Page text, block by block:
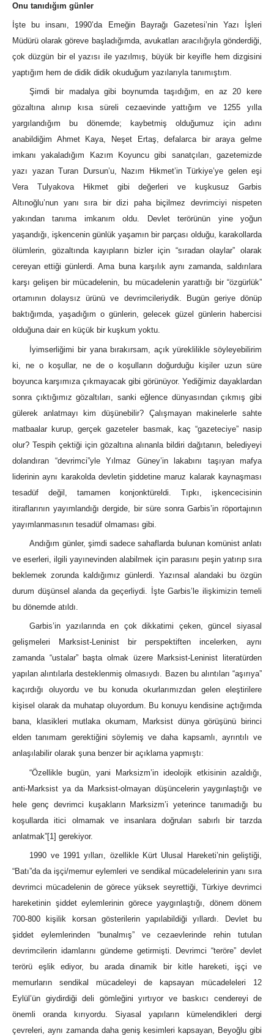
Onu tanıdığım günler
İşte bu insanı, 1990’da Emeğin Bayrağı Gazetesi’nin Yazı İşleri
Müdürü olarak göreve başladığımda, avukatları aracılığıyla gönderdiği,
çok düzgün bir el yazısı ile yazılmış, büyük bir keyifle hem dizgisini
yaptığım hem de didik didik okuduğum yazılarıyla tanımıştım.
Şimdi bir madalya gibi boynumda taşıdığım, en az 20 kere
gözaltına alınıp kısa süreli cezaevinde yattığım ve 1255 yılla
yargılandığım bu dönemde; kaybetmiş olduğumuz için adını
anabildiğim Ahmet Kaya, Neşet Ertaş, defalarca bir araya gelme
imkanı yakaladığım Kazım Koyuncu gibi sanatçıları, gazetemizde
yazı yazan Turan Dursun’u, Nazım Hikmet’in Türkiye’ye gelen eşi
Vera Tulyakova Hikmet gibi değerleri ve kuşkusuz Garbis
Altınoğlu’nun yanı sıra bir dizi paha biçilmez devrimciyi nispeten
yakından tanıma imkanım oldu. Devlet terörünün yine yoğun
yaşandığı, işkencenin günlük yaşamın bir parçası olduğu, karakollarda
ölümlerin, gözaltında kayıpların bizler için “sıradan olaylar” olarak
cereyan ettiği günlerdi. Ama buna karşılık aynı zamanda, saldırılara
karşı gelişen bir mücadelenin, bu mücadelenin yarattığı bir “özgürlük”
ortamının dolaysız ürünü ve devrimcileriydik. Bugün geriye dönüp
baktığımda, yaşadığım o günlerin, gelecek güzel günlerin habercisi
olduğuna dair en küçük bir kuşkum yoktu.
İyimserliğimi bir yana bırakırsam, açık yüreklilikle söyleyebilirim
ki, ne o koşullar, ne de o koşulların doğurduğu kişiler uzun süre
boyunca karşımıza çıkmayacak gibi görünüyor. Yediğimiz dayaklardan
sonra çıktığımız gözaltıları, sanki eğlence dünyasından çıkmış gibi
gülerek anlatmayı kim düşünebilir? Çalışmayan makinelerle sahte
matbaalar kurup, gerçek gazeteler basmak, kaç “gazeteciye” nasip
olur? Tespih çektiği için gözaltına alınanla bildiri dağıtanın, belediyeyi
dolandıran “devrimci”yle Yılmaz Güney’in lakabını taşıyan mafya
liderinin aynı karakolda devletin şiddetine maruz kalarak kaynaşması
tesadüf değil, tamamen konjonktüreldi. Tıpkı, işkencecisinin
itiraflarının yayımlandığı dergide, bir süre sonra Garbis’in röportajının
yayımlanmasının tesadüf olmaması gibi.
Andığım günler, şimdi sadece sahaflarda bulunan komünist anlatı
ve eserleri, ilgili yayınevinden alabilmek için parasını peşin yatırıp sıra
beklemek zorunda kaldığımız günlerdi. Yazınsal alandaki bu özgün
durum düşünsel alanda da geçerliydi. İşte Garbis’le ilişkimizin temeli
bu dönemde atıldı.
Garbis’in yazılarında en çok dikkatimi çeken, güncel siyasal
gelişmeleri Marksist-Leninist bir perspektiften incelerken, aynı
zamanda “ustalar” başta olmak üzere Marksist-Leninist literatürden
yapılan alıntılarla desteklenmiş olmasıydı. Bazen bu alıntıları “aşırıya”
kaçırdığı oluyordu ve bu konuda okurlarımızdan gelen eleştirilere
kişisel olarak da muhatap oluyordum. Bu konuyu kendisine açtığımda
bana, klasikleri mutlaka okumam, Marksist dünya görüşünü birinci
elden tanımam gerektiğini söylemiş ve daha kapsamlı, ayrıntılı ve
anlaşılabilir olarak şuna benzer bir açıklama yapmıştı:
“Özellikle bugün, yani Marksizm’in ideolojik etkisinin azaldığı,
anti-Marksist ya da Marksist-olmayan düşüncelerin yaygınlaştığı ve
hele genç devrimci kuşakların Marksizm’i yeterince tanımadığı bu
koşullarda itici olmamak ve insanlara doğruları sabırlı bir tarzda
anlatmak”[1] gerekiyor.
1990 ve 1991 yılları, özellikle Kürt Ulusal Hareketi’nin geliştiği,
“Batı”da da işçi/memur eylemleri ve sendikal mücadelelerinin yanı sıra
devrimci mücadelenin de görece yüksek seyrettiği, Türkiye devrimci
hareketinin şiddet eylemlerinin görece yaygınlaştığı, dönem dönem
700-800 kişilik korsan gösterilerin yapılabildiği yıllardı. Devlet bu
şiddet eylemlerinden “bunalmış” ve cezaevlerinde rehin tutulan
devrimcilerin idamlarını gündeme getirmişti. Devrimci “teröre” devlet
terörü eşlik ediyor, bu arada dinamik bir kitle hareketi, işçi ve
memurların sendikal mücadeleyi de kapsayan mücadeleleri 12
Eylül’ün giydirdiği deli gömleğini yırtıyor ve baskıcı cendereyi de
önemli oranda kırıyordu. Siyasal yapıların kümelendikleri dergi
çevreleri, aynı zamanda daha geniş kesimleri kapsayan, Beyoğlu gibi